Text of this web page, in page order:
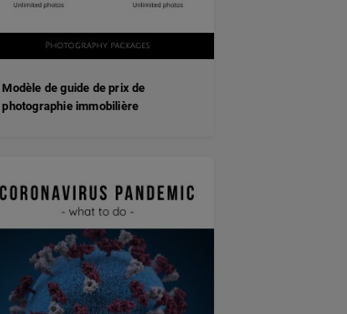
Modèle de guide de prix de
photographie immobilière